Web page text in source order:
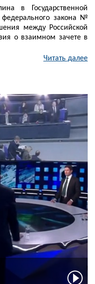
в Государственной
закона №
между Российской
о взаимном зачете в
Читать далее